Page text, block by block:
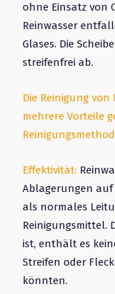
ohne Einsatz von
Reinwasser
Glases. Die
streifenfrei ab.
Die Reinigung
mehrere Vorteile
Effektivität:
Ablagerungen
als normales
Reinigungsmittel.
ist, enthält es
Streifen oder
könnten.